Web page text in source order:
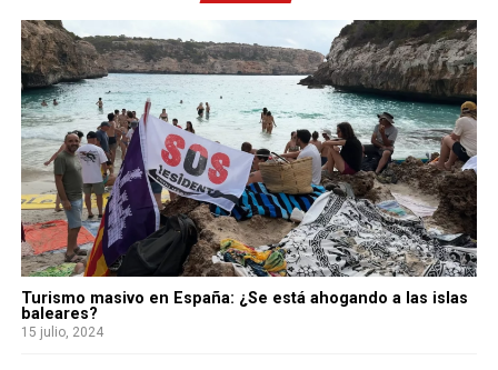
Turismo masivo en España: ¿Se está ahogando a las islas
baleares?
15 julio, 2024